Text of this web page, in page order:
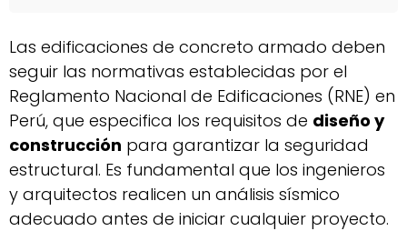
Las edificaciones de concreto armado deben
seguir las normativas establecidas por el
Reglamento Nacional de Edificaciones (RNE) en
Perú, que especifica los requisitos de diseño y
construcción para garantizar la seguridad
estructural. Es fundamental que los ingenieros
y arquitectos realicen un análisis sísmico
adecuado antes de iniciar cualquier proyecto.